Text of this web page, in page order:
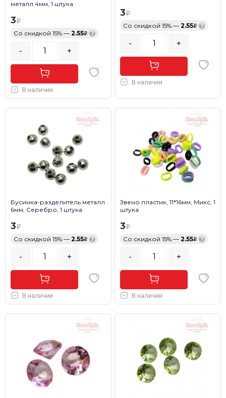
металл 4мм, 1 штука
3
Со скидкой 15% — 2.55 ?
- +
В наличии
3
Со скидкой 15% — 2.55 ?
- +
В наличии
Бусинка-разделитель металл
6мм, Серебро, 1 штука
3
Со скидкой 15% — 2.55 ?
- +
В наличии
Звено пластик, 11*16мм, Микс, 1
штука
3
Со скидкой 15% — 2.55 ?
- +
В наличии